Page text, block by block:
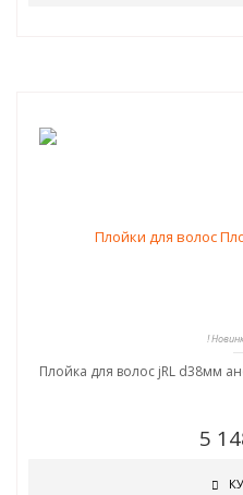
!
Плойка для волос jRL d38мм
5